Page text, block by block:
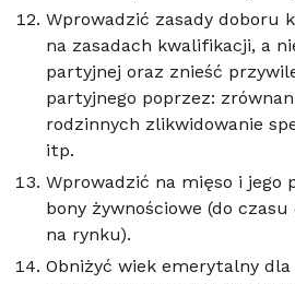
Wprowadzić zasady doboru
na zasadach kwalifikacji, a
partyjnej oraz znieść
partyjnego poprzez:
rodzinnych zlikwidowanie
itp.
Wprowadzić na mięso i jego
bony żywnościowe (do
na rynku).
Obniżyć wiek emerytalny